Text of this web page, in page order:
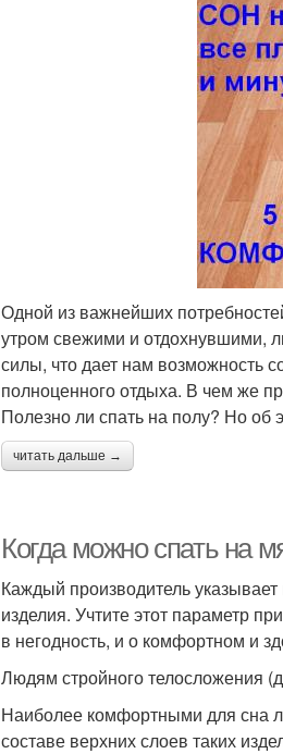
Одной из важнейших
утром свежими и отдохнувшими,
силы, что дает нам возможность
полноценного отдыха. В чем же
Полезно ли спать на полу? Но об
читать дальше →
Когда можно спать на
Каждый производитель
изделия. Учтите этот параметр
в негодность, и о комфортном и
Людям стройного телосложения
Наиболее комфортными для сна
составе верхних слоев таких